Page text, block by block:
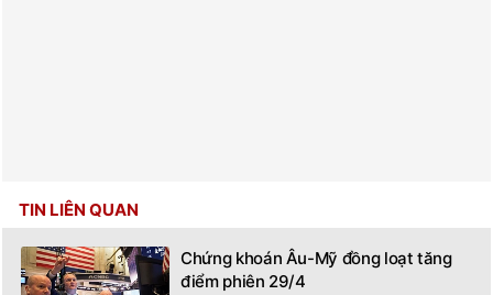
TIN LIÊN QUAN
Chứng khoán Âu-Mỹ đồng loạt tăng
điểm phiên 29/4